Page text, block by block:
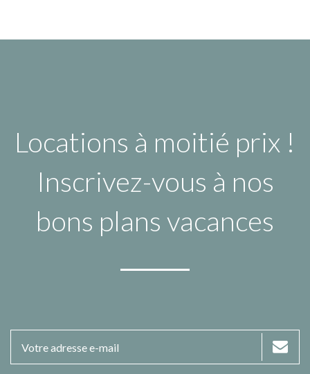
Locations à moitié prix !
Inscrivez-vous à nos
bons plans vacances